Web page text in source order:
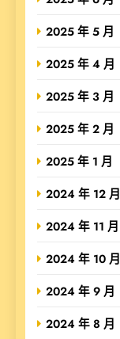
2025 年 5 月
2025 年 4 月
2025 年 3 月
2025 年 2 月
2025 年 1 月
2024 年 12 月
2024 年 11 月
2024 年 10 月
2024 年 9 月
2024 年 8 月